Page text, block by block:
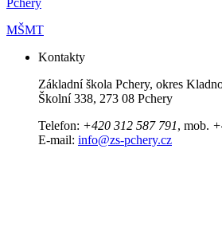
Pchery
MŠMT
Kontakty
Základní škola Pchery, okres
Školní 338, 273 08 Pchery
Telefon: +420 312 587 791, mob.
E-mail: info@zs-pchery.cz